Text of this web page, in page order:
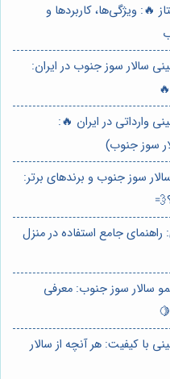
🔥: ویژگی‌ها، کاربردها و
سالار سوز جنوب در ایران:
وارداتی در ایران 🔥:
سوز جنوب)
سوز جنوب و برندهای برتر:
جامع استفاده در منزل
سالار سوز جنوب: معرفی
با کیفیت: هر آنچه از سالار